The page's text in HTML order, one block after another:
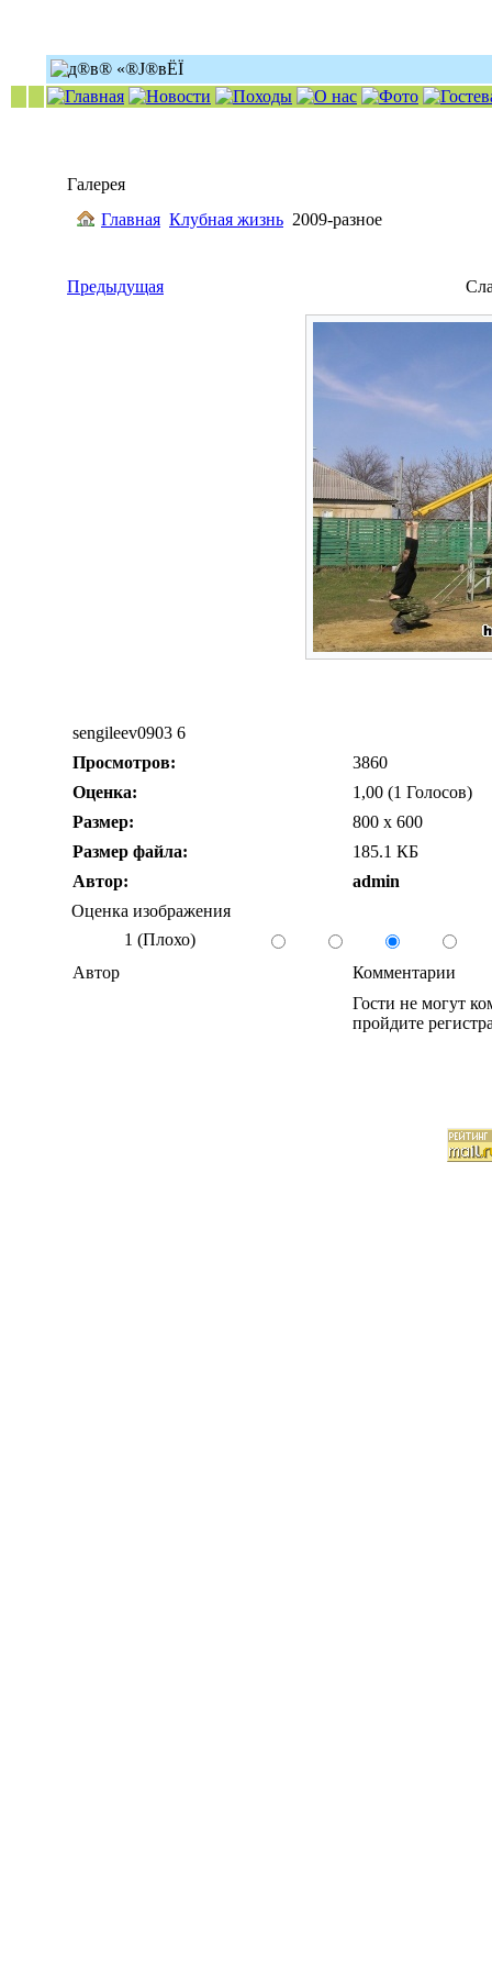
Галерея
Главная Клубная жизнь 2009-разное
Предыдущая
sengileev0903 6
Просмотров:
3860
Оценка:
1,00 (1 Голосов)
Размер:
800 x 600
Размер файла:
185.1 КБ
Автор:
admin
Оценка изображения
1 (Плохо)
Автор
Комментарии
Гости не могут
пройдите